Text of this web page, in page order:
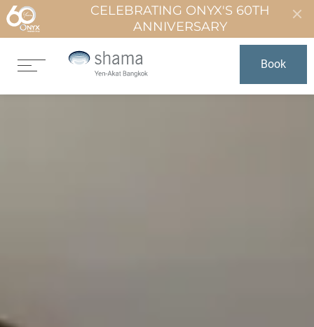
CELEBRATING ONYX'S 60TH
ANNIVERSARY
Book